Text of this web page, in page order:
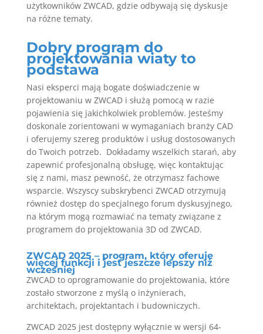
użytkowników ZWCAD, gdzie odbywają się dyskusje
na różne tematy.
Dobry program do
projektowania wiaty to
podstawa
Nasi eksperci mają bogate doświadczenie w
projektowaniu w ZWCAD i służą pomocą w razie
pojawienia się jakichkolwiek problemów. Jesteśmy
doskonale zorientowani w wymaganiach branży CAD
i oferujemy szereg produktów i usług dostosowanych
do Twoich potrzeb. Dokładamy wszelkich starań, aby
zapewnić profesjonalną obsługę, więc kontaktując
się z nami, masz pewność, że otrzymasz fachowe
wsparcie. Wszyscy subskrybenci ZWCAD otrzymują
również dostęp do specjalnego forum dyskusyjnego,
na którym mogą rozmawiać na tematy związane z
programem do projektowania 3D od ZWCAD.
ZWCAD 2025 – program, który oferuje
więcej funkcji i jest jeszcze lepszy niż
wcześniej
ZWCAD to oprogramowanie do projektowania, które
zostało stworzone z myślą o inżynierach,
architektach, projektantach i budowniczych.
ZWCAD 2025 jest dostępny wyłącznie w wersji 64-